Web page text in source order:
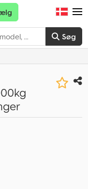
Søg